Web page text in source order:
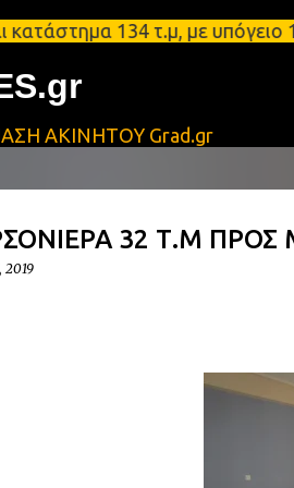
134 τ.μ, με
ΑΚΙΝΗΤΟΥ Grad.gr
32 Τ.Μ
2019